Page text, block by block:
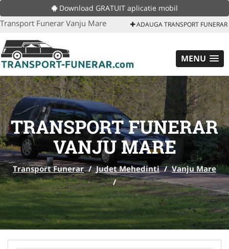
Download GRATUIT aplicatie mobil
Transport Funerar Vanju Mare ADAUGA TRANSPORT FUNERAR
MENU
TRANSPORT FUNERAR
VANJU MARE
Transport Funerar / Judet Mehedinti / Vanju Mare
/